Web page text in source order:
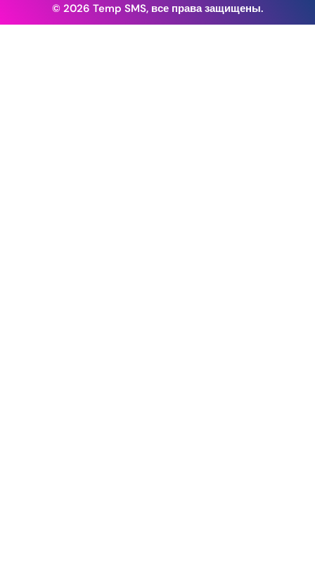
© 2026 Temp SMS, все права защищены.